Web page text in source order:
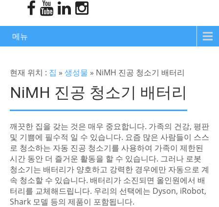
메뉴
현재 위치 : 집 » 생성물 » NiMH 진공 청소기 배터리
NiMH 진공 청소기 배터리
깨끗한 집을 갖는 것은 매우 중요합니다. 가족의 건강, 평판
및 기쁨에 필수적 일 수 있습니다. 요즘 많은 사람들이 스스
로 청소하는 자동 진공 청소기를 사용하여 가족이 제한된
시간 동안 더 즐거운 활동을 할 수 있습니다. 그러나 로봇
청소기는 배터리가 양호하고 강력한 경우에만 자동으로 계
속 청소할 수 있습니다. 배터리가 소진되면 올인원에서 배
터리를 교체해드립니다. 우리의 선택에는 Dyson, iRobot,
Shark 모델 등의 제품이 포함됩니다.